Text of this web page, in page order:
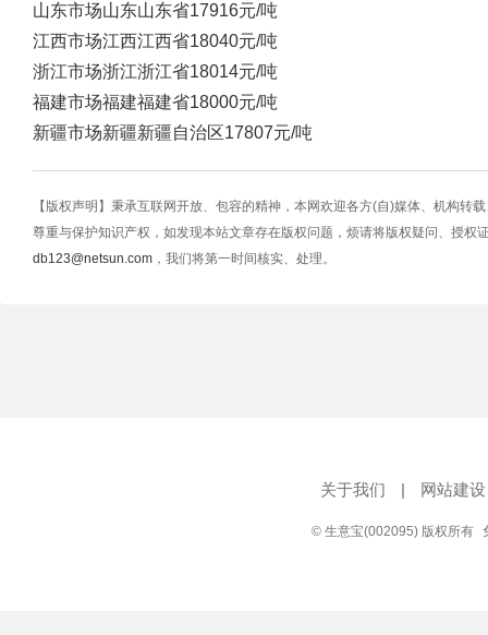
山东市场山东山东省17916元/吨
江西市场江西江西省18040元/吨
浙江市场浙江浙江省18014元/吨
福建市场福建福建省18000元/吨
新疆市场新疆新疆自治区17807元/吨
【版权声明】秉承互联网开放、包容的精神，本网欢迎各方(自)媒体、机构转
尊重与保护知识产权，如发现本站文章存在版权问题，烦请将版权疑问、授权
db123@netsun.com ，我们将第一时间核实、处理。
关于我们 | 网站建设
© 生意宝(002095) 版权所有